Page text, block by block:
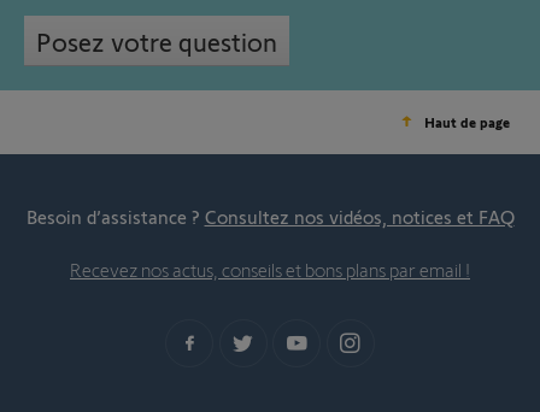
Posez votre question
Haut de page
Besoin d’assistance ? Consultez nos vidéos, notices et FAQ
Recevez nos actus, conseils et bons plans par email !